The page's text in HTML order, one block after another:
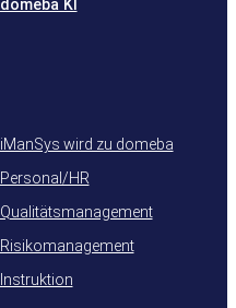
domeba KI
iManSys wird zu domeba
Personal/HR
Qualitätsmanagement
Risikomanagement
Instruktion